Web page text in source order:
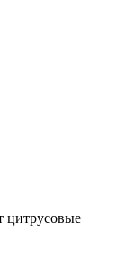
цитрусовые